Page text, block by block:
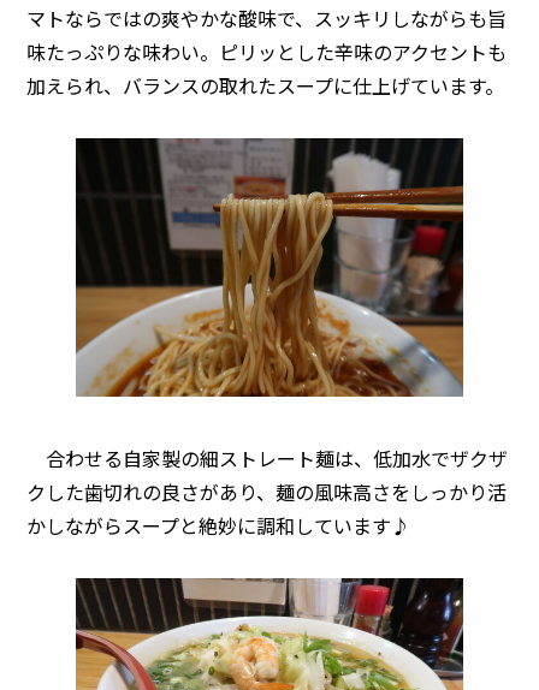
マトならではの爽やかな酸味で、スッキリしながらも旨
味たっぷりな味わい。ピリッとした辛味のアクセントも
加えられ、バランスの取れたスープに仕上げています。
合わせる自家製の細ストレート麺は、低加水でザクザ
クした歯切れの良さがあり、麺の風味高さをしっかり活
かしながらスープと絶妙に調和しています♪